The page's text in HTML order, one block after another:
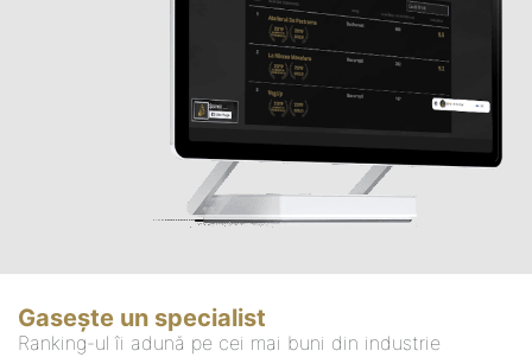
Gasește un specialist
Ranking-ul îi adună pe cei mai buni din industrie